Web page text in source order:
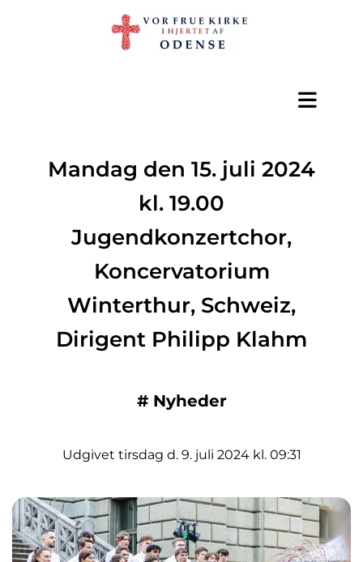
Mandag den 15. juli 2024
kl. 19.00
Jugendkonzertchor,
Koncervatorium
Winterthur, Schweiz,
Dirigent Philipp Klahm
# Nyheder
Udgivet tirsdag d. 9. juli 2024 kl. 09:31